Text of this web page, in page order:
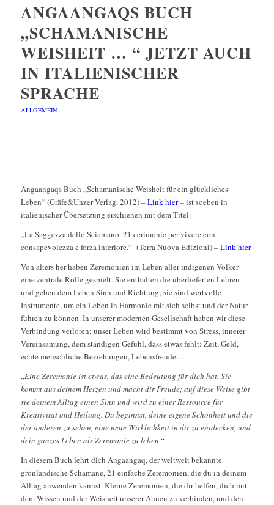
ANGAANGAQS BUCH
„SCHAMANISCHE
WEISHEIT … “ JETZT AUCH
IN ITALIENISCHER
SPRACHE
ALLGEMEIN
Angaangaqs Buch „Schamanische Weisheit für ein glückliches
Leben“ (Gräfe&Unzer Verlag, 2012) –Link hier– ist soeben in
italienischer Übersetzung erschienen mit dem Titel:
„La Saggezza dello Sciamano. 21 cerimonie per vivere con
consapevolezza e forza interiore.“ (Terra Nuova Edizioni) –Link hier
Von alters her haben Zeremonien im Leben aller indigenen Völker
eine zentrale Rolle gespielt. Sie enthalten die überlieferten Lehren
und geben dem Leben Sinn und Richtung; sie sind wertvolle
Instrumente, um ein Leben in Harmonie mit sich selbst und der Natur
führen zu können. In unserer modernen Gesellschaft haben wir diese
Verbindung verloren; unser Leben wird bestimmt von Stress, innerer
Vereinsamung, dem ständigen Gefühl, dass etwas fehlt: Zeit, Geld,
echte menschliche Beziehungen, Lebensfreude….
„Eine Zeremonie ist etwas, das eine Bedeutung für dich hat. Sie
kommt aus deinem Herzen und macht dir Freude; auf diese Weise gibt
sie deinem Alltag einen Sinn und wird zu einer Ressource für
Kreativität und Heilung. Du beginnst, deine eigene Schönheit und die
der anderen zu sehen, eine neue Wirklichkeit in dir zu entdecken, und
dein ganzes Leben als Zeremonie zu leben.“
In diesem Buch lehrt dich Angaangaq, der weltweit bekannte
grönländische Schamane, 21 einfache Zeremonien, die du in deinem
Alltag anwenden kannst. Kleine Zeremonien, die dir helfen, dich mit
dem Wissen und der Weisheit unserer Ahnen zu verbinden, und den